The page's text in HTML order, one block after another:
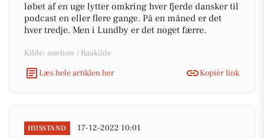
løbet af en uge lytter omkring hver fjerde dansker til
podcast en eller flere gange. På en måned er det
hver tredje. Men i Lundby er det noget færre.
Kilde: noehow / Raakilde
Læs hele artiklen her
Kopiér link
HUSSTAND 17-12-2022 10:01